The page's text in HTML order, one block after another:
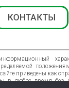
КОНТАКТЫ
приведены как
в любое время без